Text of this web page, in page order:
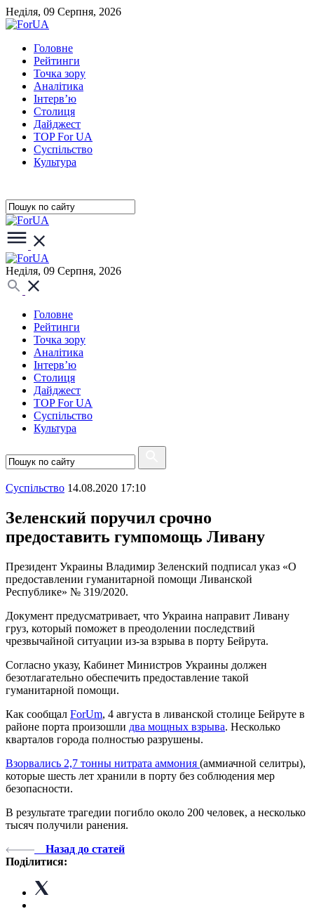
Неділя, 09 Серпня, 2026
Головне
Рейтинги
Точка зору
Аналітика
Інтерв’ю
Столиця
Дайджест
TOP For UA
Суспiльство
Культура
Неділя, 09 Серпня, 2026
Головне
Рейтинги
Точка зору
Аналітика
Інтерв’ю
Столиця
Дайджест
TOP For UA
Суспiльство
Культура
Суспiльство 14.08.2020 17:10
Зеленский поручил срочно
предоставить гумпомощь Ливану
Президент Украины Владимир Зеленский подписал указ «О
предоставлении гуманитарной помощи Ливанской
Республике» № 319/2020.
Документ предусматривает, что Украина направит Ливану
груз, который поможет в преодолении последствий
чрезвычайной ситуации из-за взрыва в порту Бейрута.
Согласно указу, Кабинет Министров Украины должен
безотлагательно обеспечить предоставление такой
гуманитарной помощи.
Как сообщал ForUm, 4 августа в ливанской столице Бейруте в
районе порта произошли два мощных взрыва. Несколько
кварталов города полностью разрушены.
Взорвались 2,7 тонны нитрата аммония (аммиачной селитры),
которые шесть лет хранили в порту без соблюдения мер
безопасности.
В результате трагедии погибло около 200 человек, а несколько
тысяч получили ранения.
Назад до статей
Поділитися: